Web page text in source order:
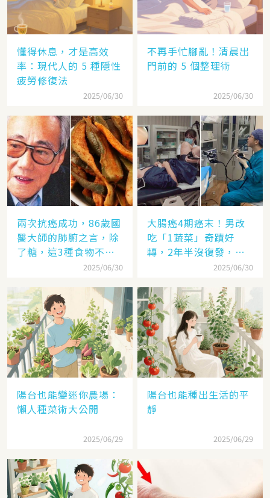
懂得休息，才是高效
率：現代人的 5 種隱性
疲勞修復法
2025/06/30
不再手忙腳亂！清晨出
門前的 5 個整理術
2025/06/30
兩次抗癌成功，86歲國
醫大師的肺腑之言，除
了糖，這3種食物不要
2025/06/30
大腸癌4期癌末！男改
吃「1蔬菜」奇蹟好
轉，2年半沒復發，抗
癌飲食秘訣曝光2025/06/30
陽台也能變迷你農場：
懶人種菜術大公開
2025/06/29
陽台也能種出生活的平
靜
2025/06/29